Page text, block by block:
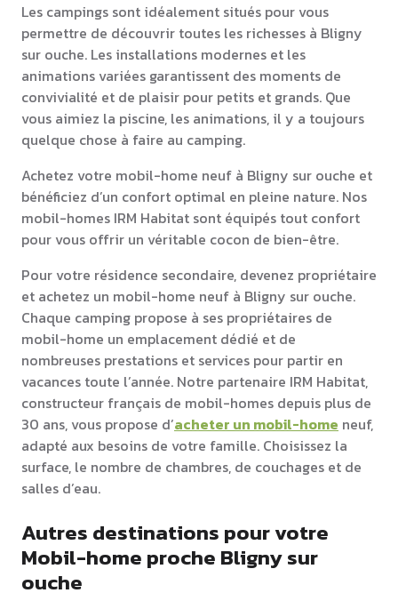
Les campings sont idéalement situés pour vous
permettre de découvrir toutes les richesses à Bligny
sur ouche. Les installations modernes et les
animations variées garantissent des moments de
convivialité et de plaisir pour petits et grands. Que
vous aimiez la piscine, les animations, il y a toujours
quelque chose à faire au camping.
Achetez votre mobil-home neuf à Bligny sur ouche et
bénéficiez d’un confort optimal en pleine nature. Nos
mobil-homes IRM Habitat sont équipés tout confort
pour vous offrir un véritable cocon de bien-être.
Pour votre résidence secondaire, devenez propriétaire
et achetez un mobil-home neuf à Bligny sur ouche.
Chaque camping propose à ses propriétaires de
mobil-home un emplacement dédié et de
nombreuses prestations et services pour partir en
vacances toute l’année. Notre partenaire IRM Habitat,
constructeur français de mobil-homes depuis plus de
30 ans, vous propose d’acheter un mobil-home neuf,
adapté aux besoins de votre famille. Choisissez la
surface, le nombre de chambres, de couchages et de
salles d’eau.
Autres destinations pour votre
Mobil-home proche Bligny sur
ouche